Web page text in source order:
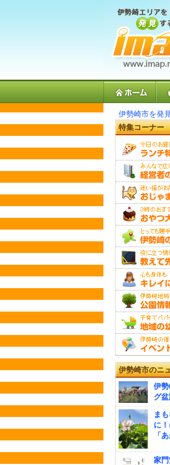
伊勢崎市を発
特集コーナー
伊勢崎市のニ
伊
グ
ま
に
「
家